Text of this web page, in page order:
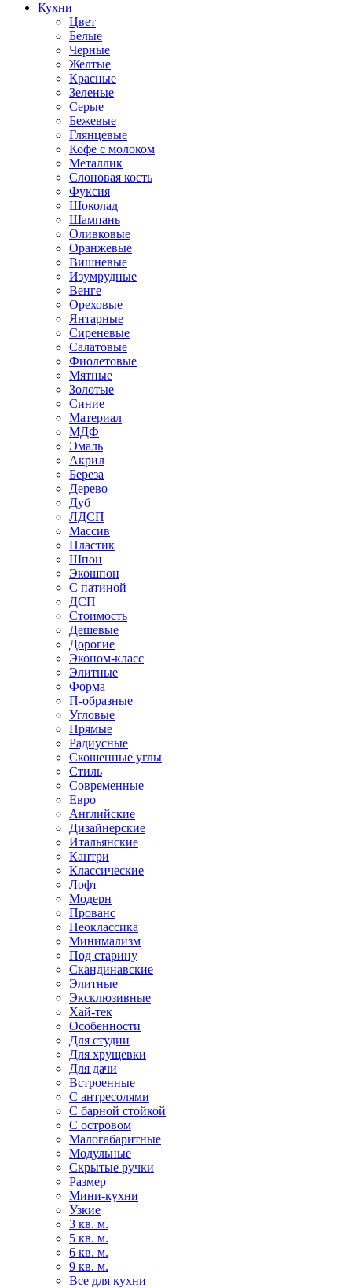
Кухни
Цвет
Белые
Черные
Желтые
Красные
Зеленые
Серые
Бежевые
Глянцевые
Кофе с молоком
Металлик
Слоновая кость
Фуксия
Шоколад
Шампань
Оливковые
Оранжевые
Вишневые
Изумрудные
Венге
Ореховые
Янтарные
Сиреневые
Салатовые
Фиолетовые
Мятные
Золотые
Синие
Материал
МДФ
Эмаль
Акрил
Береза
Дерево
Дуб
ЛДСП
Массив
Пластик
Шпон
Экошпон
С патиной
ДСП
Стоимость
Дешевые
Дорогие
Эконом-класс
Элитные
Форма
П-образные
Угловые
Прямые
Радиусные
Скошенные углы
Стиль
Современные
Евро
Английские
Дизайнерские
Итальянские
Кантри
Классические
Лофт
Модерн
Прованс
Неоклассика
Минимализм
Под старину
Скандинавские
Элитные
Эксклюзивные
Хай-тек
Особенности
Для студии
Для хрущевки
Для дачи
Встроенные
С антресолями
С барной стойкой
С островом
Малогабаритные
Модульные
Скрытые ручки
Размер
Мини-кухни
Узкие
3 кв. м.
5 кв. м.
6 кв. м.
9 кв. м.
Все для кухни